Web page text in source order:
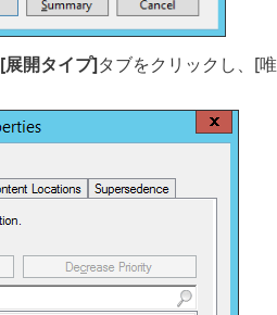
[展開タイプ]タブをクリックし、[